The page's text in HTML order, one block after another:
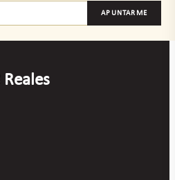
APUNTARME
Reales